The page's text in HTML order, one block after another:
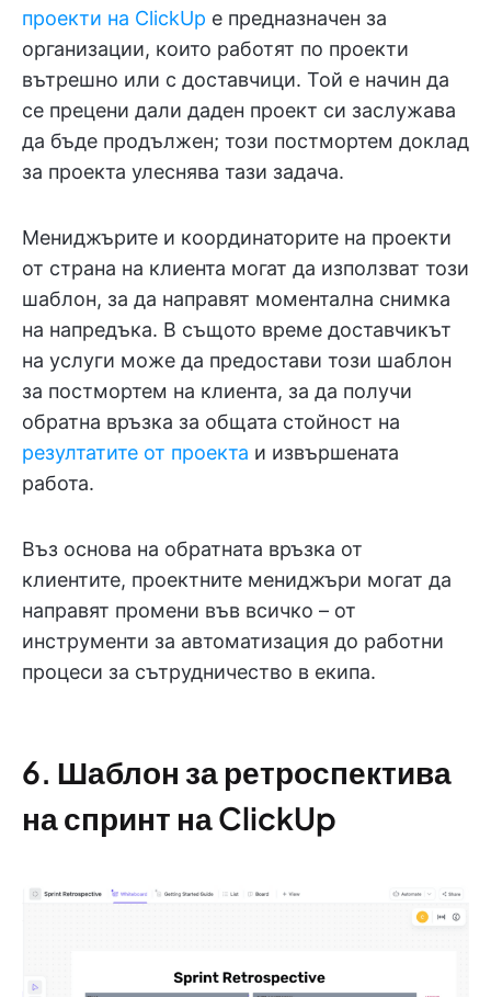
проекти на ClickUp е предназначен за
организации, които работят по проекти
вътрешно или с доставчици. Той е начин да
се прецени дали даден проект си заслужава
да бъде продължен; този постмортем доклад
за проекта улеснява тази задача.
Мениджърите и координаторите на проекти
от страна на клиента могат да използват този
шаблон, за да направят моментална снимка
на напредъка. В същото време доставчикът
на услуги може да предостави този шаблон
за постмортем на клиента, за да получи
обратна връзка за общата стойност на
резултатите от проекта и извършената
работа.
Въз основа на обратната връзка от
клиентите, проектните мениджъри могат да
направят промени във всичко – от
инструменти за автоматизация до работни
процеси за сътрудничество в екипа.
6. Шаблон за ретроспектива
на спринт на ClickUp